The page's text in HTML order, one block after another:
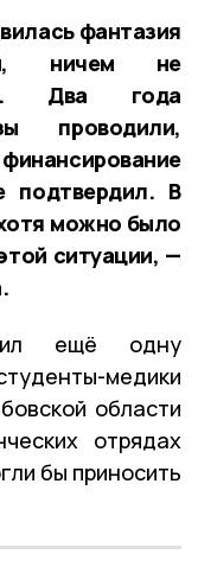
фантазия
ничем не
Два года
проводили,
подтвердил. В
можно было
ситуации, —
ещё одну
медики
области
отрядах
бы приносить